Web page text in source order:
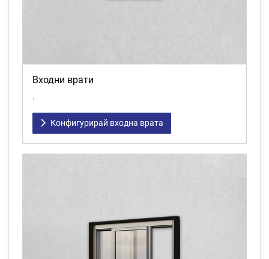
Входни врати
.
Конфигурирай входна врата